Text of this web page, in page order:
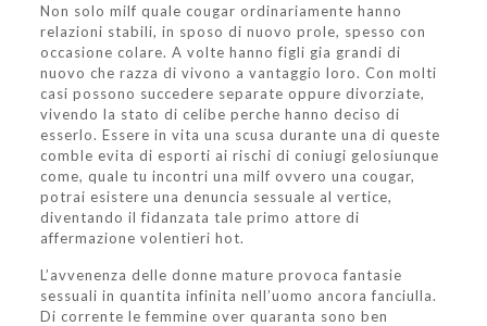
Non solo milf quale cougar ordinariamente hanno
relazioni stabili, in sposo di nuovo prole, spesso con
occasione colare. A volte hanno figli gia grandi di
nuovo che razza di vivono a vantaggio loro. Con molti
casi possono succedere separate oppure divorziate,
vivendo la stato di celibe perche hanno deciso di
esserlo. Essere in vita una scusa durante una di queste
comble evita di esporti ai rischi di coniugi gelosiunque
come, quale tu incontri una milf ovvero una cougar,
potrai esistere una denuncia sessuale al vertice,
diventando il fidanzata tale primo attore di
affermazione volentieri hot.
L’avvenenza delle donne mature provoca fantasie
sessuali in quantita infinita nell’uomo ancora fanciulla.
Di corrente le femmine over quaranta sono ben